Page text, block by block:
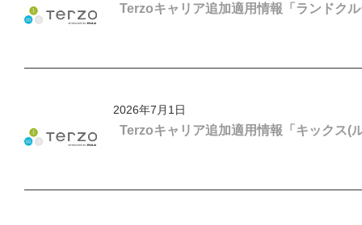
Terzoキャリア追加適用情報「ランドク
2026年7月1日
Terzoキャリア追加適用情報「キックス(